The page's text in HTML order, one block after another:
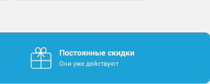
Постоянные скидки
Они уже действуют